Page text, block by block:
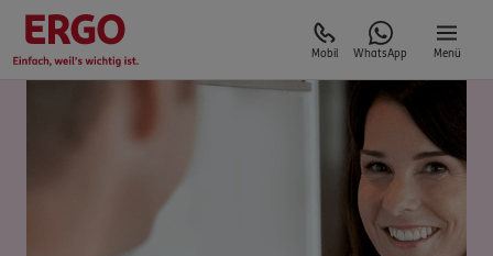
Mobil WhatsApp Menü